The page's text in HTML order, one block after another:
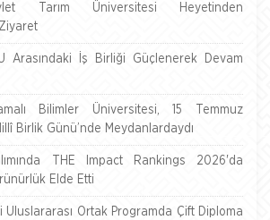
Tarım Üniversitesi Heyetinden
Arasındaki İş Birliği Güçlenerek Devam
Bilimler Üniversitesi, 15 Temmuz
Birlik Günü’nde Meydanlardaydı
THE Impact Rankings 2026'da
Elde Etti
Uluslararası Ortak Programda Çift Diploma